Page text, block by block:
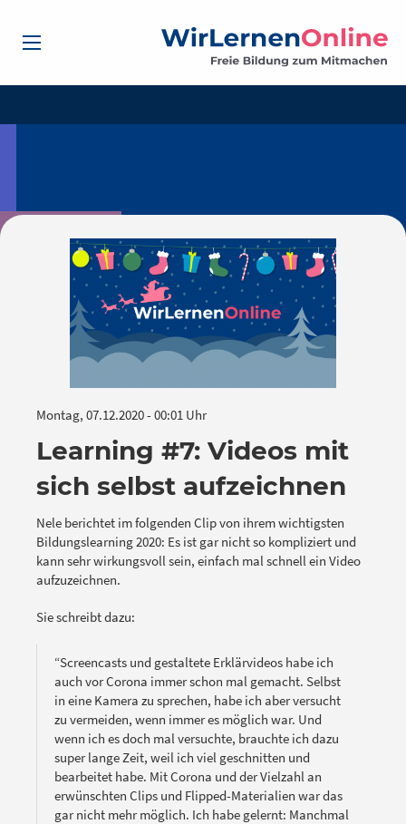
Montag, 07.12.2020 - 00:01 Uhr
Learning #7: Videos mit
sich selbst aufzeichnen
Nele berichtet im folgenden Clip von ihrem wichtigsten
Bildungslearning 2020: Es ist gar nicht so kompliziert und
kann sehr wirkungsvoll sein, einfach mal schnell ein Video
aufzuzeichnen.
Sie schreibt dazu:
“Screencasts und gestaltete Erklärvideos habe ich
auch vor Corona immer schon mal gemacht. Selbst
in eine Kamera zu sprechen, habe ich aber versucht
zu vermeiden, wenn immer es möglich war. Und
wenn ich es doch mal versuchte, brauchte ich dazu
super lange Zeit, weil ich viel geschnitten und
bearbeitet habe. Mit Corona und der Vielzahl an
erwünschten Clips und Flipped-Materialien war das
gar nicht mehr möglich. Ich habe gelernt: Manchmal